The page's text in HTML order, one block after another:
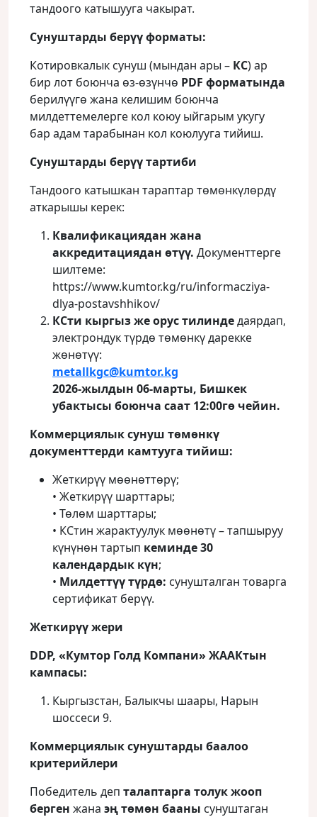
тандоого катышууга чакырат.
Сунуштарды берүү форматы:
Котировкалык сунуш (мындан ары – КС) ар
бир лот боюнча өз-өзүнчө PDF форматында
берилүүгө жана келишим боюнча
милдеттемелерге кол коюу ыйгарым укугу
бар адам тарабынан кол коюлууга тийиш.
Сунуштарды берүү тартиби
Тандоого катышкан тараптар төмөнкүлөрдү
аткарышы керек:
Квалификациядан жана
аккредитациядан өтүү. Документтерге
шилтеме:
https://www.kumtor.kg/ru/informacziya-
dlya-postavshhikov/
КСти кыргыз же орус тилиндедаярдап,
электрондук түрдө төмөнкү дарекке
жөнөтүү:
metallkgc@kumtor.kg
2026-жылдын 06-марты, Бишкек
убактысы боюнча саат 12:00гө чейин.
Коммерциялык сунуш төмөнкү
документтерди камтууга тийиш:
Жеткирүү мөөнөттөрү;
• Жеткирүү шарттары;
• Төлөм шарттары;
• КСтин жарактуулук мөөнөтү – тапшыруу
күнүнөн тартып кеминде 30
календардык күн;
• Милдеттүү түрдө: сунушталган товарга
сертификат берүү.
Жеткирүү жери
DDP, «Кумтор Голд Компани» ЖААКтын
кампасы:
Кыргызстан, Балыкчы шаары, Нарын
шоссеси 9.
Коммерциялык сунуштарды баалоо
критерийлери
Победитель деп талаптарга толук жооп
берген жана эң төмөн бааны сунуштаган